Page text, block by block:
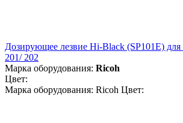
Дозирующее лезвие Hi-Black (SP101E) для
201/ 202
Марка оборудования: Ricoh
Цвет:
Марка оборудования: Ricoh Цвет: